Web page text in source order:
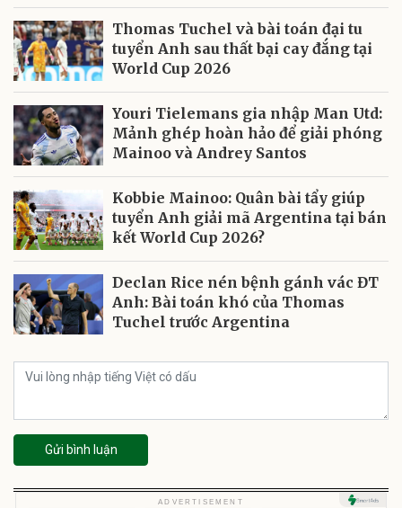
Thomas Tuchel và bài toán đại tu
tuyển Anh sau thất bại cay đắng tại
World Cup 2026
Youri Tielemans gia nhập Man Utd:
Mảnh ghép hoàn hảo để giải phóng
Mainoo và Andrey Santos
Kobbie Mainoo: Quân bài tẩy giúp
tuyển Anh giải mã Argentina tại bán
kết World Cup 2026?
Declan Rice nén bệnh gánh vác ĐT
Anh: Bài toán khó của Thomas
Tuchel trước Argentina
Gửi bình luận
ADVERTISEMENT